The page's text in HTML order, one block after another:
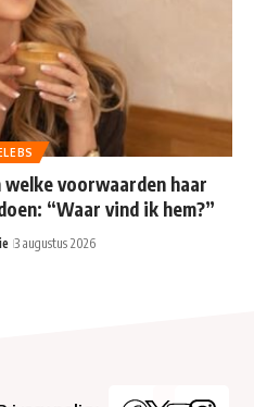
voorwaarden haar
“Waar vind ik hem?”
3 augustus 2026